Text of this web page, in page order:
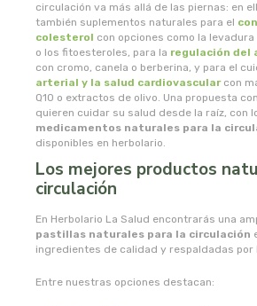
circulación va más allá de las piernas: en
también suplementos naturales para el
colesterol con opciones como la
o los fitoesteroles, para la regulación del
con cromo, canela o berberina, y para el
arterial y la salud cardiovascularcon
Q10 o extractos de olivo. Una propuesta
quieren cuidar su salud desde la raíz, con
medicamentos naturales para la
disponibles en herbolario.
Los mejores productos
circulación
En Herbolario La Salud encontrarás una
pastillas naturales para la circulación
ingredientes de calidad y respaldadas por
Entre nuestras opciones destacan:
nutribiotica
nutrinat
nutrinat evolution
nutrisport
oma gertrude
orballo